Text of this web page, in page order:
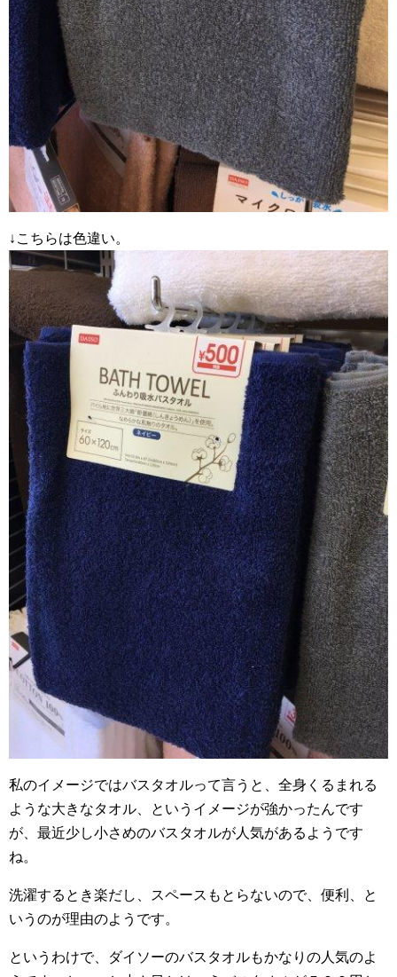
↓こちらは色違い。
私のイメージではバスタオルって言うと、全身くるまれる
ような大きなタオル、というイメージが強かったんです
が、最近少し小さめのバスタオルが人気があるようです
ね。
洗濯するとき楽だし、スペースもとらないので、便利、と
いうのが理由のようです。
というわけで、ダイソーのバスタオルもかなりの人気のよ